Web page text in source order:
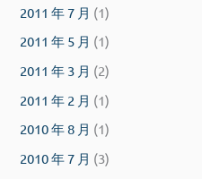
2011 年 7 月 (1)
2011 年 5 月 (1)
2011 年 3 月 (2)
2011 年 2 月 (1)
2010 年 8 月 (1)
2010 年 7 月 (3)